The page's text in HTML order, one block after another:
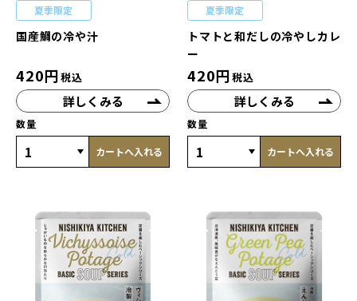
夏季限定
国産鯛の冷や汁
420円税込
詳しくみる
数量
カートへ入れる
夏季限定
トマトと和だしの冷やしカレ
ー
420円税込
詳しくみる
数量
カートへ入れる